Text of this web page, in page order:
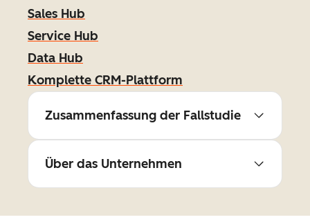
Sales Hub
Service Hub
Data Hub
Komplette CRM-Plattform
Zusammenfassung der Fallstudie
Über das Unternehmen